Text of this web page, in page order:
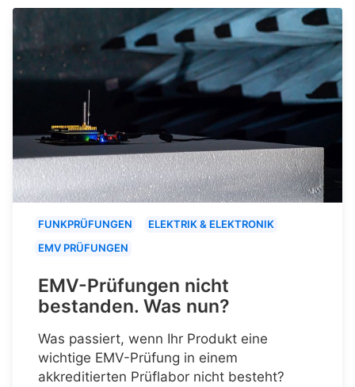
FUNKPRÜFUNGEN
ELEKTRIK & ELEKTRONIK
EMV PRÜFUNGEN
EMV-Prüfungen nicht
bestanden. Was nun?
Was passiert, wenn Ihr Produkt eine
wichtige EMV-Prüfung in einem
akkreditierten Prüflabor nicht besteht?